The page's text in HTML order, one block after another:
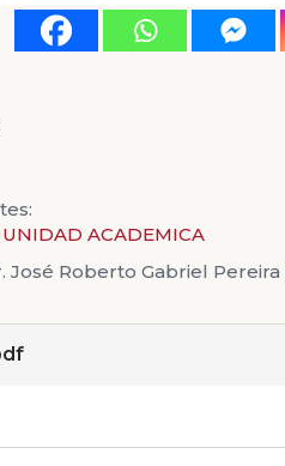
ACADEMICA
José Roberto Gabriel